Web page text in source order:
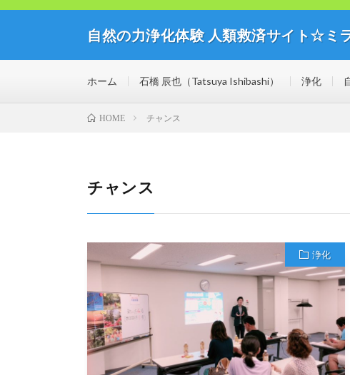
自然の力浄化体験 人類救済サイト☆ミ
思議な世界を体験してみませんか？
ホーム 石橋 辰也（Tatsuya Ishibashi） 浄化
HOME チャンス
チャンス
浄化